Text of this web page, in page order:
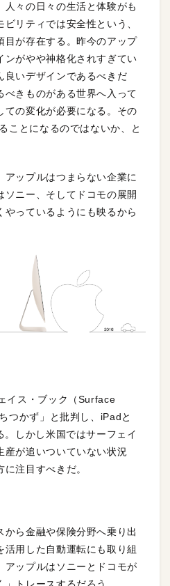
人々の日々の生活と体験がも
リティでは安全性という、
目が存在する。昨今のアップ
ンがやや神格化されすぎてい
良いデザインであるべきだ
べきものがある世界へ入って
ての変化が必要になる。その
ことになるのではないか、と
アップルはつまらない企業に
ソニー、そしてドコモの展開
っているようにも映るから
イス・ブック（Surface
つかず」と批判し、iPadと
しかし米国ではサーフェイ
産が追いついていない状況
注目すべきだ。
から金融や保険分野へ乗り出
活用した自動運転にも取り組
アップルはソニーとドコモが
トレースするだろう。